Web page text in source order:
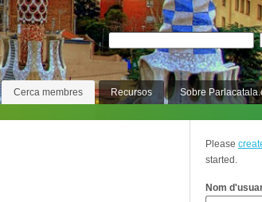
Cerca membres Recursos Sobre
Please
started.
Nom